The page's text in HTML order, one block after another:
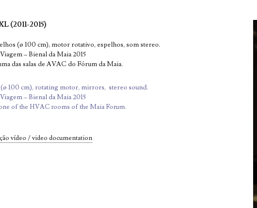
(2011-2015)
(ø 100 cm), motor rotativo, espelhos, som stereo.
– Bienal da Maia 2015
das salas de AVAC do Fórum da Maia.
100 cm), rotating motor, mirrors, stereo sound.
– Bienal da Maia 2015
of the HVAC rooms of the Maia Forum.
vídeo / video documentation